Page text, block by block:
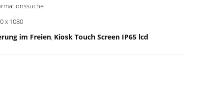
x 1080
im Freien, Kiosk Touch Screen IP65 lcd